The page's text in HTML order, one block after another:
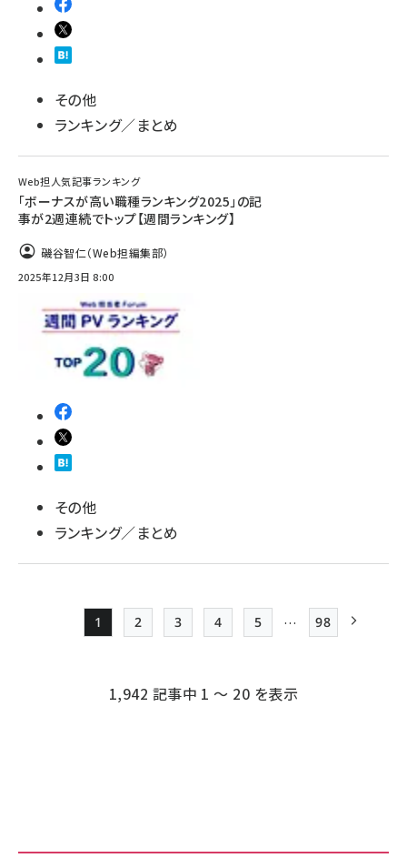
その他
ランキング／まとめ
Web担人気記事ランキング
「ボーナスが高い職種ランキング2025」の記
事が2週連続でトップ【週間ランキング】
磯谷智仁（Web担編集部）
2025年12月3日 8:00
その他
ランキング／まとめ
ジ
Page
1
Page
2
Page
3
Page
4
Page
5 …
最終ページ
98
1,942 記事中 1 ～ 20 を表示